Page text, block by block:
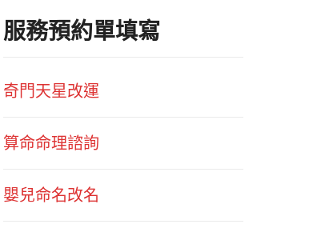
服務預約單填寫
奇門天星改運
算命命理諮詢
嬰兒命名改名